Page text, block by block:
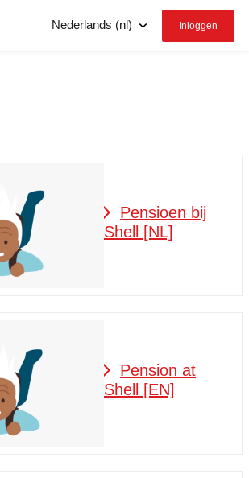
Taal
Inloggen
Pensioen bij
Shell [NL]
Pension at
Shell [EN]